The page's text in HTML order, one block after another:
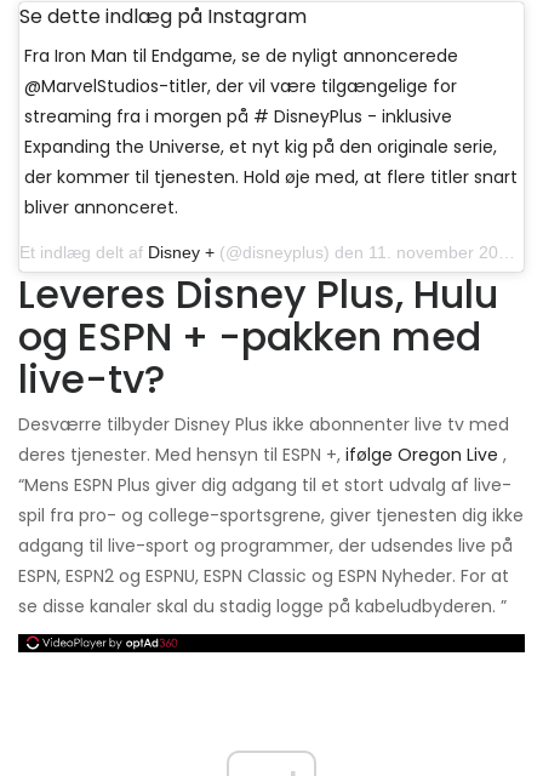
Se dette indlæg på Instagram
Fra Iron Man til Endgame, se de nyligt annoncerede
@MarvelStudios-titler, der vil være tilgængelige for
streaming fra i morgen på # DisneyPlus - inklusive
Expanding the Universe, et nyt kig på den originale serie,
der kommer til tjenesten. Hold øje med, at flere titler snart
bliver annonceret.
Et indlæg delt af Disney + (@disneyplus) den 11. november 2019 kl. 12:14 PST
Leveres Disney Plus, Hulu
og ESPN + -pakken med
live-tv?
Desværre tilbyder Disney Plus ikke abonnenter live tv med
deres tjenester. Med hensyn til ESPN +, ifølge Oregon Live ,
“Mens ESPN Plus giver dig adgang til et stort udvalg af live-
spil fra pro- og college-sportsgrene, giver tjenesten dig ikke
adgang til live-sport og programmer, der udsendes live på
ESPN, ESPN2 og ESPNU, ESPN Classic og ESPN Nyheder. For at
se disse kanaler skal du stadig logge på kabeludbyderen. ”